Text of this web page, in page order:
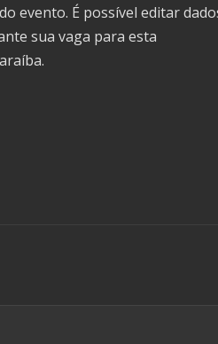
evento. É possível editar
sua vaga para esta